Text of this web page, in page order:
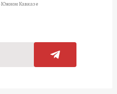
Южном Кавказе